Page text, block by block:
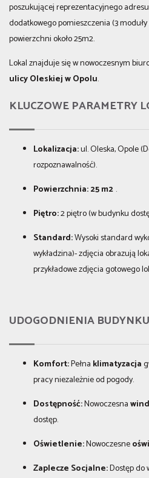
poszukującej reprezentacyjnego
dodatkowego pomieszczenia (3
powierzchni około 25m2.
Lokal znajduje się w nowoczesnym
ulicy Oleskiej w Opolu.
KLUCZOWE PARAMETRY
Lokalizacja:ul. Oleska, Opole
rozpoznawalność).
Powierzchnia:25m2 .
Piętro:2 piętro (w budynku
Standard:Wysoki standard
wykładzina)- zdjęcia obrazują
przykładowe zdjęcia gotowego
UDOGODNIENIA
Komfort:Pełna klimatyzacja
pracy niezależnie od pogody.
Dostępność:Nowoczesna
dostęp.
Oświetlenie:Nowoczesne
Zaplecze Socjalne:Dostęp do